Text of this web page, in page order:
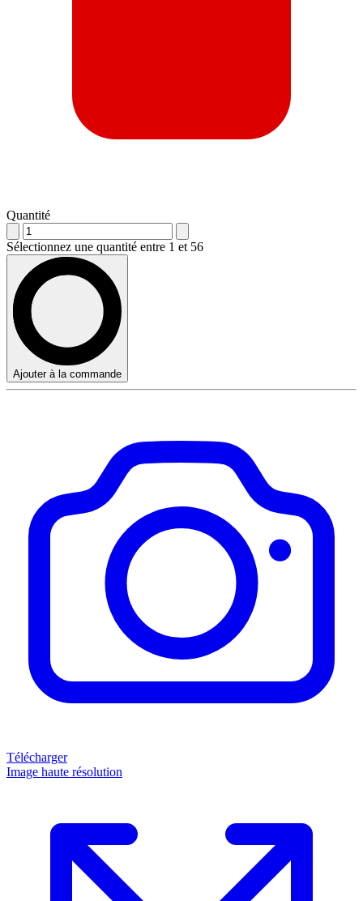
Quantité
Sélectionnez une quantité entre 1 et 56
Ajouter à la commande
Télécharger
Image haute résolution